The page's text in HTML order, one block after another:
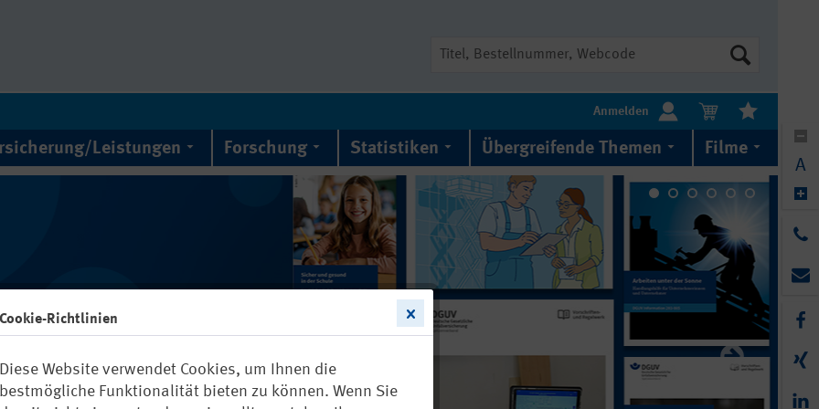
Anmelden
Leistungen Forschung Statistiken Übergreifende Themen Filme
A
Cookie-Richtlinien
Diese Website verwendet Cookies, um Ihnen die
bestmögliche Funktionalität bieten zu können. Wenn Sie